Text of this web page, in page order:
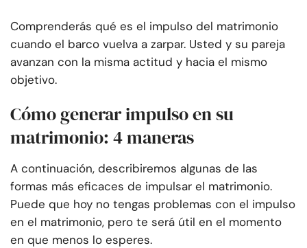
Comprenderás qué es el impulso del matrimonio
cuando el barco vuelva a zarpar. Usted y su pareja
avanzan con la misma actitud y hacia el mismo
objetivo.
Cómo generar impulso en su
matrimonio: 4 maneras
A continuación, describiremos algunas de las
formas más eficaces de impulsar el matrimonio.
Puede que hoy no tengas problemas con el impulso
en el matrimonio, pero te será útil en el momento
en que menos lo esperes.